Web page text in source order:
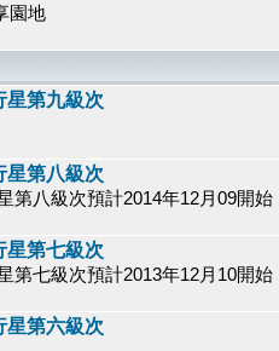
園地
星第九級次
星第八級次
第八級次預計2014年12月09開始
星第七級次
第七級次預計2013年12月10開始
星第六級次